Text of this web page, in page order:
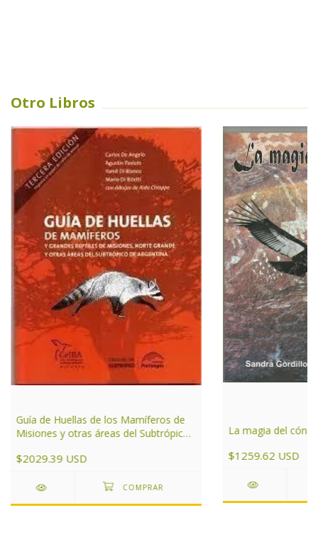
Otro Libros
Guía de Huellas de los Mamíferos de
Misiones y otras áreas del Subtrópico
$2029.39 USD
La magia del
$1259.62 USD